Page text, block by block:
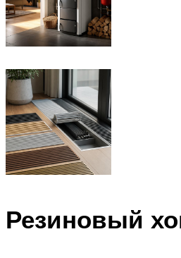
Резиновый